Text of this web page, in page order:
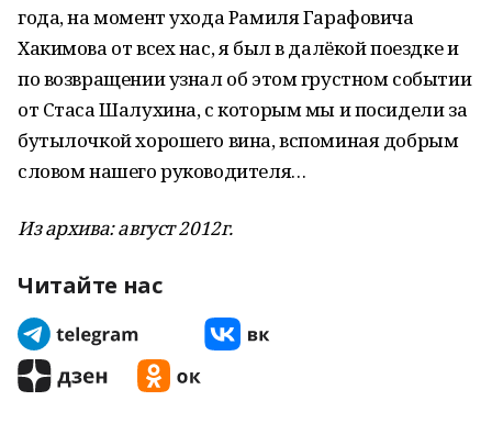
года, на момент ухода Рамиля Гарафовича
Хакимова от всех нас, я был в далёкой поездке и
по возвращении узнал об этом грустном событии
от Стаса Шалухина, с которым мы и посидели за
бутылочкой хорошего вина, вспоминая добрым
словом нашего руководителя…
Из архива: август 2012г.
Читайте нас